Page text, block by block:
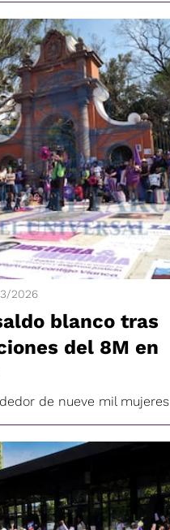
2026
blanco tras
del 8M en
de nueve mil mujeres